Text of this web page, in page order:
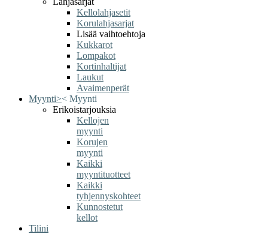
Kellolahjasetit
Korulahjasarjat
Lisää vaihtoehtoja
Kukkarot
Lompakot
Kortinhaltijat
Laukut
Avaimenperät
Myynti>< Myynti
Erikoistarjouksia
Kellojen
myynti
Korujen
myynti
Kaikki
myyntituotteet
Kaikki
tyhjennyskohteet
Kunnostetut
kellot
Tilini